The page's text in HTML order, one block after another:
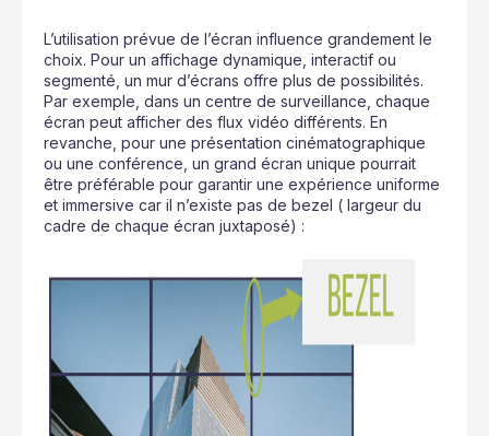
L’utilisation prévue de l’écran influence grandement le
choix. Pour un affichage dynamique, interactif ou
segmenté, un mur d’écrans offre plus de possibilités.
Par exemple, dans un centre de surveillance, chaque
écran peut afficher des flux vidéo différents. En
revanche, pour une présentation cinématographique
ou une conférence, un grand écran unique pourrait
être préférable pour garantir une expérience uniforme
et immersive car il n’existe pas de bezel ( largeur du
cadre de chaque écran juxtaposé) :